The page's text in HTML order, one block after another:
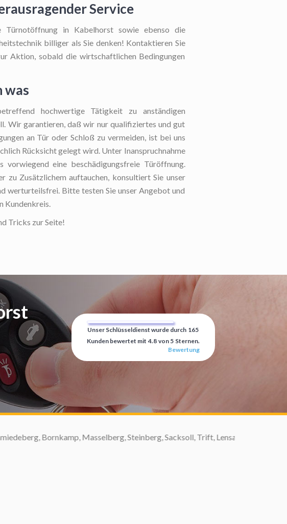
Service
Türnotöffnung in Kabelhorst sowie ebenso die
billiger als Sie denken! Kontaktieren Sie
Aktion, sobald die wirtschaftlichen Bedingungen
was
hochwertige Tätigkeit zu anständigen
Wir garantieren, daß wir nur qualifiziertes und gut
an Tür oder Schloß zu vermeiden, ist bei uns
Rücksicht gelegt wird. Unter Inanspruchnahme
vorwiegend eine beschädigungsfreie Türöffnung.
zu Zusätzlichem auftauchen, konsultiert Sie unser
werturteilsfrei. Bitte testen Sie unser Angebot und
Kundenkreis.
Tricks zur Seite!
Unser Schlüsseldienst wurde durch 165
Kunden bewertet mit 4.8 von 5 Sternen.
Bewertung
Masselberg, Steinberg, Sacksoll, Trift, Lensahner Weg, ...